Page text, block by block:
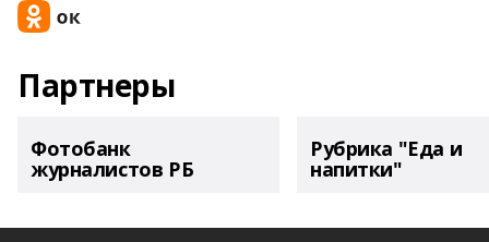
Партнеры
Фотобанк
журналистов РБ
Рубрика "Еда и
напитки"